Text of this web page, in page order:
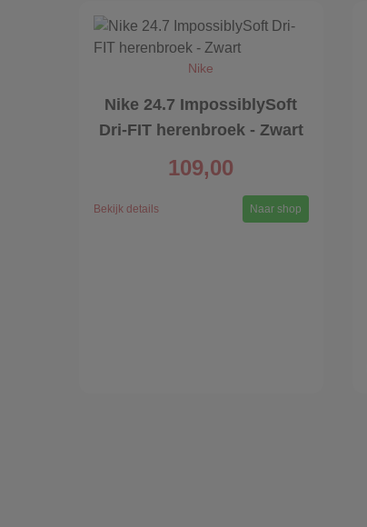
Nike
Nike 24.7 ImpossiblySoft
Dri-FIT herenbroek - Zwart
109,00
Bekijk details Naar shop